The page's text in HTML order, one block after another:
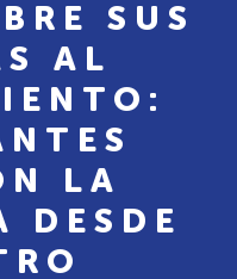
SUS
AL
LA
DESDE